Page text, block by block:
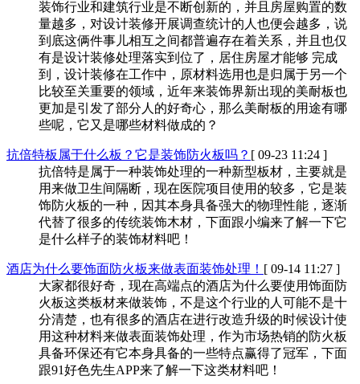
装饰行业和建筑行业是不断创新的，并且房屋购置的数
量越多，对设计装修开展调查统计的人也便会越多，说
到底这俩件事儿相互之间都普遍存在着关系，并且也仅
有是设计装修处理落实到位了，居住房屋才能够 完成
到，设计装修在工作中，原材料选用也是归属于另一个
比较至关重要的领域，近年来装饰界新出现的美耐板也
更加是引发了部分人的好奇心，那么美耐板的用途有哪
些呢，它又是哪些材料做成的？
抗倍特板属于什么板？它是装饰防火板吗？ [ 09-23 11:24 ]
抗倍特是属于一种装饰处理的一种新型板材，主要就是
用来做卫生间隔断，现在医院项目使用的较多，它是装
饰防火板的一种，因其本身具备强大的物理性能，逐渐
代替了很多的传统装饰木材，下面跟小编来了解一下它
是什么样子的装饰材料吧！
酒店为什么要饰面防火板来做表面装饰处理！ [ 09-14 11:27 ]
大家都很好奇，现在高端点的酒店为什么要使用饰面防
火板这类板材来做装饰，不是这个行业的人可能不是十
分清楚，也有很多的酒店在进行改造升级的时候设计使
用这种材料来做表面装饰处理，作为市场热销的防火板
具备环保还有它本身具备的一些特点赢得了冠军，下面
跟91好色先生APP来了解一下这类材料吧！